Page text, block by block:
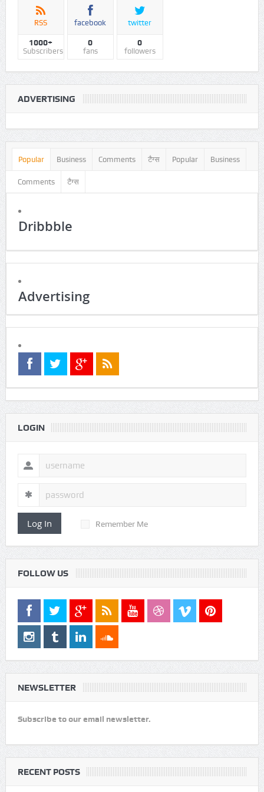
SOCIALS COUNTER
RSS
1000+
Subscribers
facebook
0
fans
twitter
0
followers
ADVERTISING
Comments
Dribbble
Advertising
Log In Remember Me
FOLLOW US
NEWSLETTER
Subscribe to our email newsletter.